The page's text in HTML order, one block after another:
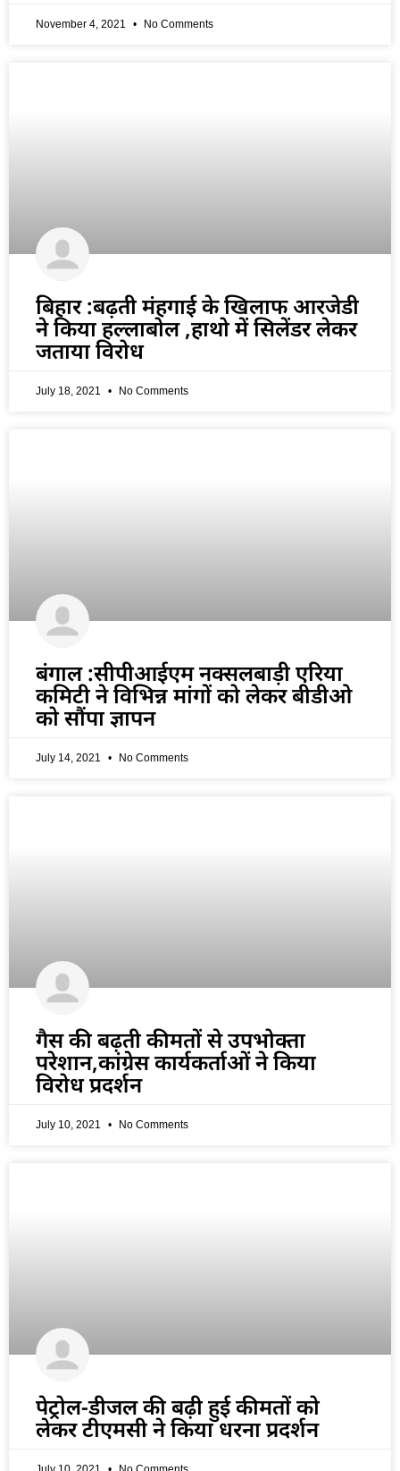
November 4, 2021 No Comments
बिहार :बढ़ती मंहगाई के खिलाफ आरजेडी
ने किया हल्लाबोल ,हाथो में सिलेंडर लेकर
जताया विरोध
July 18, 2021 No Comments
बंगाल :सीपीआईएम नक्सलबाड़ी एरिया
कमिटी ने विभिन्न मांगों को लेकर बीडीओ
को सौंपा ज्ञापन
July 14, 2021 No Comments
गैस की बढ़ती कीमतों से उपभोक्ता
परेशान,कांग्रेस कार्यकर्ताओं ने किया
विरोध प्रदर्शन
July 10, 2021 No Comments
पेट्रोल-डीजल की बढ़ी हुई कीमतों को
लेकर टीएमसी ने किया धरना प्रदर्शन